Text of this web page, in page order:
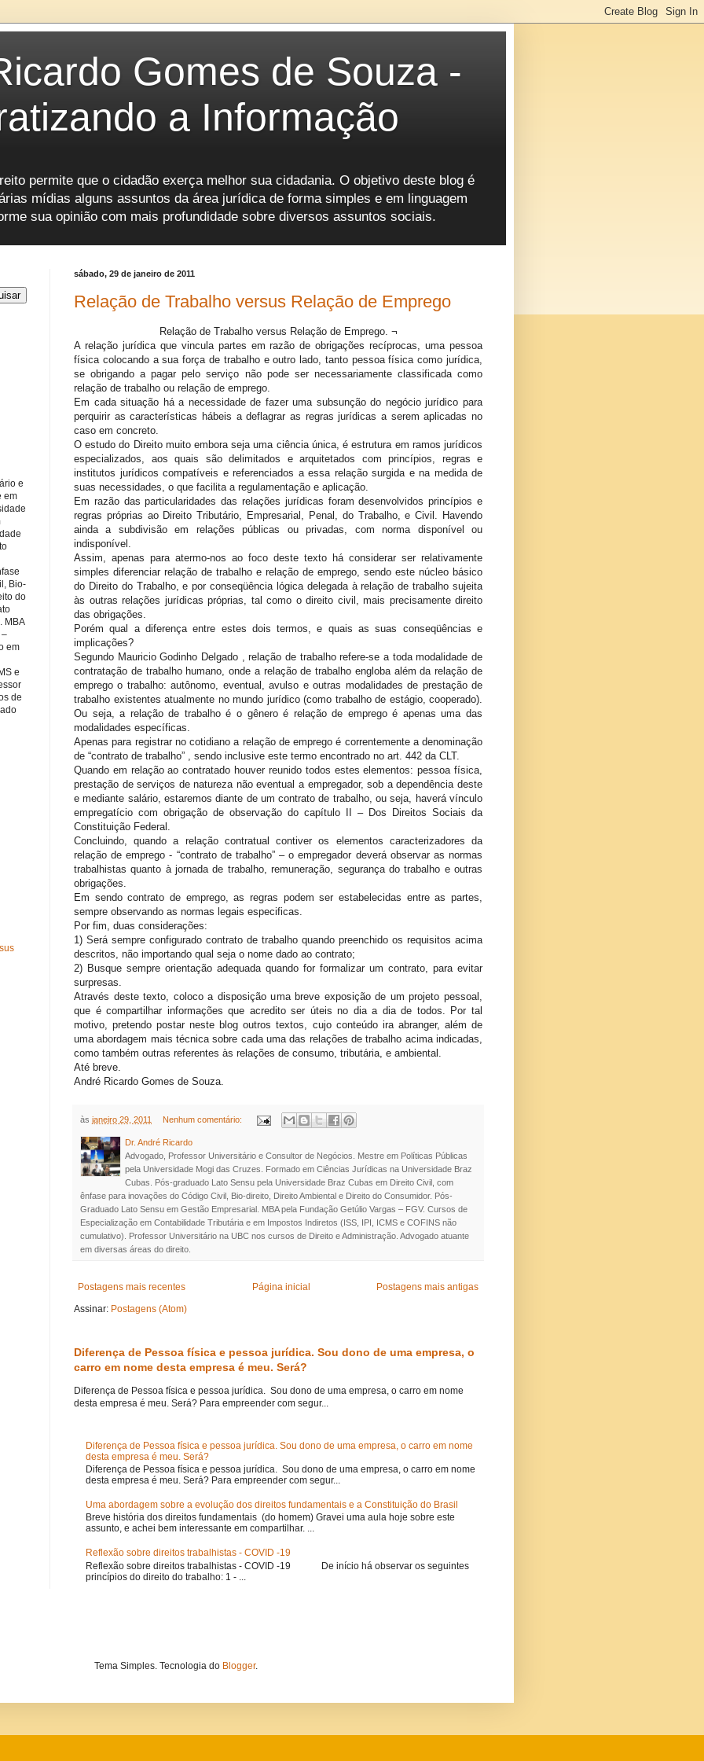
Gomes de Souza -
a Informação
permite que o cidadão exerça melhor sua cidadania. O objetivo deste blog é
mídias alguns assuntos da área jurídica de forma simples e em linguagem
sua opinião com mais profundidade sobre diversos assuntos sociais.
sábado, 29 de janeiro de 2011
Relação de Trabalho versus Relação de Emprego
Relação de Trabalho versus Relação de Emprego. ¬
A relação jurídica que vincula partes em razão de obrigações recíprocas, uma pessoa
física colocando a sua força de trabalho e outro lado, tanto pessoa física como jurídica,
se obrigando a pagar pelo serviço não pode ser necessariamente classificada como
relação de trabalho ou relação de emprego.
Em cada situação há a necessidade de fazer uma subsunção do negócio jurídico para
perquirir as características hábeis a deflagrar as regras jurídicas a serem aplicadas no
caso em concreto.
O estudo do Direito muito embora seja uma ciência única, é estrutura em ramos jurídicos
especializados, aos quais são delimitados e arquitetados com princípios, regras e
institutos jurídicos compatíveis e referenciados a essa relação surgida e na medida de
suas necessidades, o que facilita a regulamentação e aplicação.
Em razão das particularidades das relações jurídicas foram desenvolvidos princípios e
regras próprias ao Direito Tributário, Empresarial, Penal, do Trabalho, e Civil. Havendo
ainda a subdivisão em relações públicas ou privadas, com norma disponível ou
indisponível.
Assim, apenas para atermo-nos ao foco deste texto há considerar ser relativamente
simples diferenciar relação de trabalho e relação de emprego, sendo este núcleo básico
do Direito do Trabalho, e por conseqüência lógica delegada à relação de trabalho sujeita
às outras relações jurídicas próprias, tal como o direito civil, mais precisamente direito
das obrigações.
Porém qual a diferença entre estes dois termos, e quais as suas conseqüências e
implicações?
Segundo Mauricio Godinho Delgado , relação de trabalho refere-se a toda modalidade de
contratação de trabalho humano, onde a relação de trabalho engloba além da relação de
emprego o trabalho: autônomo, eventual, avulso e outras modalidades de prestação de
trabalho existentes atualmente no mundo jurídico (como trabalho de estágio, cooperado).
Ou seja, a relação de trabalho é o gênero é relação de emprego é apenas uma das
modalidades específicas.
Apenas para registrar no cotidiano a relação de emprego é correntemente a denominação
de “contrato de trabalho” , sendo inclusive este termo encontrado no art. 442 da CLT.
Quando em relação ao contratado houver reunido todos estes elementos: pessoa física,
prestação de serviços de natureza não eventual a empregador, sob a dependência deste
e mediante salário, estaremos diante de um contrato de trabalho, ou seja, haverá vínculo
empregatício com obrigação de observação do capítulo II – Dos Direitos Sociais da
Constituição Federal.
Concluindo, quando a relação contratual contiver os elementos caracterizadores da
relação de emprego - “contrato de trabalho” – o empregador deverá observar as normas
trabalhistas quanto à jornada de trabalho, remuneração, segurança do trabalho e outras
obrigações.
Em sendo contrato de emprego, as regras podem ser estabelecidas entre as partes,
sempre observando as normas legais especificas.
Por fim, duas considerações:
1) Será sempre configurado contrato de trabalho quando preenchido os requisitos acima
descritos, não importando qual seja o nome dado ao contrato;
2) Busque sempre orientação adequada quando for formalizar um contrato, para evitar
surpresas.
Através deste texto, coloco a disposição uma breve exposição de um projeto pessoal,
que é compartilhar informações que acredito ser úteis no dia a dia de todos. Por tal
motivo, pretendo postar neste blog outros textos, cujo conteúdo ira abranger, além de
uma abordagem mais técnica sobre cada uma das relações de trabalho acima indicadas,
como também outras referentes às relações de consumo, tributária, e ambiental.
Até breve.
André Ricardo Gomes de Souza.
às janeiro 29, 2011 Nenhum comentário:
Dr. André Ricardo
Advogado, Professor Universitário e Consultor de Negócios. Mestre em Políticas Públicas
pela Universidade Mogi das Cruzes. Formado em Ciências Jurídicas na Universidade Braz
Cubas. Pós-graduado Lato Sensu pela Universidade Braz Cubas em Direito Civil, com
ênfase para inovações do Código Civil, Bio-direito, Direito Ambiental e Direito do Consumidor. Pós-
Graduado Lato Sensu em Gestão Empresarial. MBA pela Fundação Getúlio Vargas – FGV. Cursos de
Especialização em Contabilidade Tributária e em Impostos Indiretos (ISS, IPI, ICMS e COFINS não
cumulativo). Professor Universitário na UBC nos cursos de Direito e Administração. Advogado atuante
em diversas áreas do direito.
Postagens mais recentes Postagens mais antigas
Página inicial
Assinar: Postagens (Atom)
Diferença de Pessoa física e pessoa jurídica. Sou dono de uma empresa, o
carro em nome desta empresa é meu. Será?
Diferença de Pessoa física e pessoa jurídica. Sou dono de uma empresa, o carro em nome
desta empresa é meu. Será? Para empreender com segur...
Diferença de Pessoa física e pessoa jurídica. Sou dono de uma empresa, o carro em nome
desta empresa é meu. Será?
Diferença de Pessoa física e pessoa jurídica. Sou dono de uma empresa, o carro em nome
desta empresa é meu. Será? Para empreender com segur...
Uma abordagem sobre a evolução dos direitos fundamentais e a Constituição do Brasil
Breve história dos direitos fundamentais (do homem) Gravei uma aula hoje sobre este
assunto, e achei bem interessante em compartilhar. ...
Reflexão sobre direitos trabalhistas - COVID -19
Reflexão sobre direitos trabalhistas - COVID -19 De início há observar os seguintes
princípios do direito do trabalho: 1 - ...
e
em
Bio-
do
MBA
–
em
e
de
Tema Simples. Tecnologia do Blogger.